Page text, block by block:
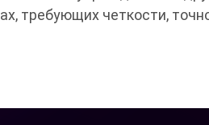
требующих четкости,